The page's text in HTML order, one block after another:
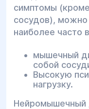
симптомы
сосудов),
наиболее часто
мышечный
собой
Высокую
нагрузку.
Нейромышечный